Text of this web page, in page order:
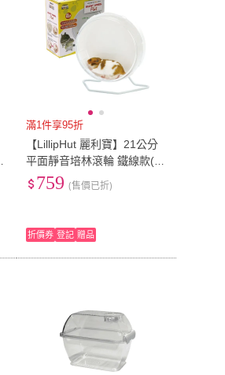
滿1件享95折
【LillipHut 麗利寶】21公分
平面靜音培林滾輪 鐵線款(鼠
滾輪 轉輪 鼠玩具 鼠籠配件)
759 (售價已折)
折價券 登記 贈品